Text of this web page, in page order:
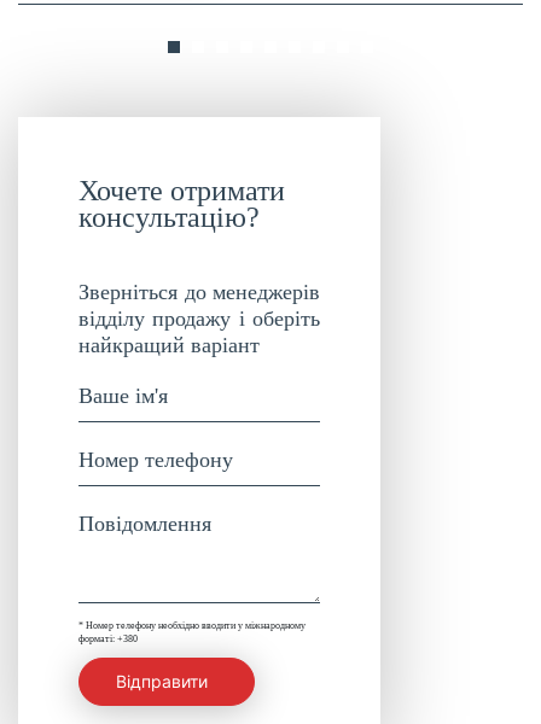
Хочете отримати
консультацію?
Зверніться до менеджерів
відділу продажу і оберіть
найкращий варіант
* Номер телефону необхідно вводити у міжнародному
форматі: +380
Відправити